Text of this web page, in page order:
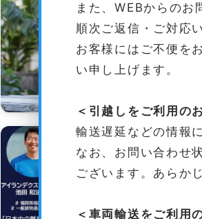
また、WEBからのお
順次ご返信・ご対応
お客様にはご不便を
い申し上げます。
＜引越しをご利用の
輸送遅延などの情報
なお、お問い合わせ
ございます。あらか
＜車両輸送をご利用